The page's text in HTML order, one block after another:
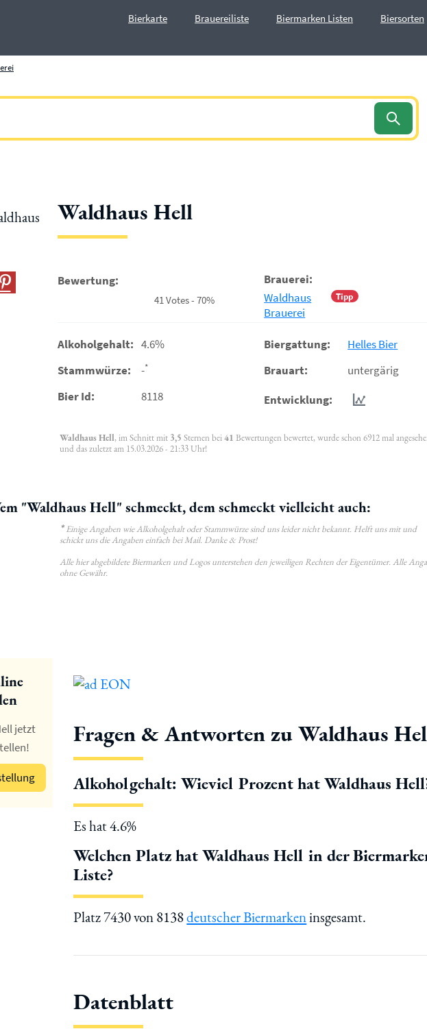
Bierkarte Brauereiliste Biermarken Listen Biersorten
Waldhaus Hell
Bewertung:
41 Votes - 70%
Brauerei:
Tipp
Waldhaus
Brauerei
Alkoholgehalt: 4.6%
Stammwürze:
-*
Bier Id: 8118
Biergattung:
Helles Bier
Brauart:
untergärig
Entwicklung:
Waldhaus Hell, im Schnitt mit 3,5 Sternen bei41 Bewertungen bewertet, wurde schon 6912 mal
und das zuletzt am 15.03.2026 - 21:33 Uhr!
"Waldhaus Hell" schmeckt, dem schmeckt vielleicht auch:
*Einige Angaben wie Alkoholgehalt oder Stammwürze sind uns leider nicht bekannt. Helft uns mit und
schickt uns die Angaben einfach bei Mail. Danke & Prost!
Alle hier abgebildete Biermarken und Logos unterstehen den jeweiligen Rechten der Eigentümer. Alle
ohne Gewähr.
jetzt
Fragen & Antworten zu Waldhaus
Alkoholgehalt: Wieviel Prozent hat Waldhaus
Es hat 4.6%
Welchen Platz hat Waldhaus Hell in der
Liste?
Platz 7430 von 8138deutscher Biermarkeninsgesamt.
Datenblatt